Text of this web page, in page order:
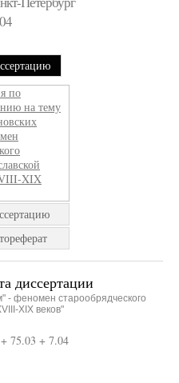
диссертации
- феномен старообрядческого
XIX веков"
75.03 + 7.04